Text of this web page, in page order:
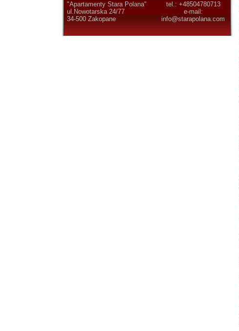
"Apartamenty Stara Polana"
ul.Nowotarska 24/77
34-500 Zakopane
tel.: +48504780713
e-mail:
info@starapolana.com